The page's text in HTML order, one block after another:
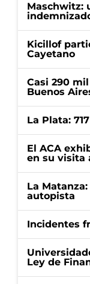
Maschwitz:
Kicillof
Cayetano
Casi 290
Buenos
La Plata:
El ACA
en su visita
La
autopista
Incidentes
Ley de